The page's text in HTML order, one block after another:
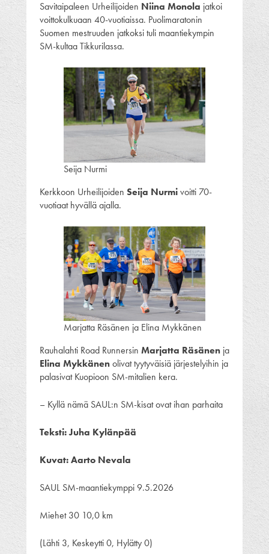
Savitaipaleen Urheilijoiden Niina Monola jatkoi
voittokulkuaan 40-vuotiaissa. Puolimaratonin
Suomen mestruuden jatkoksi tuli maantiekympin
SM-kultaa Tikkurilassa.
Seija Nurmi
Kerkkoon Urheilijoiden Seija Nurmivoitti 70-
vuotiaat hyvällä ajalla.
Marjatta Räsänen ja Elina Mykkänen
Rauhalahti Road Runnersin Marjatta Räsänen ja
Elina Mykkänenolivat tyytyväisiä järjestelyihin ja
palasivat Kuopioon SM-mitalien kera.
– Kyllä nämä SAUL:n SM-kisat ovat ihan parhaita
Teksti: Juha Kylänpää
Kuvat: Aarto Nevala
SAUL SM-maantiekymppi 9.5.2026
Miehet 30 10,0 km
(Lähti 3, Keskeytti 0, Hylätty 0)